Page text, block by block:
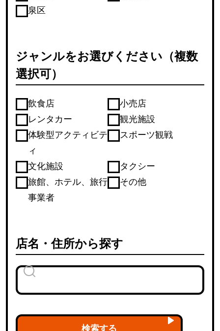
泉区
ジャンルをお選びください（複数
選択可）
飲食店
小売店
レンタカー
観光施設
体験型アクティビテ
ィ
スポーツ観戦
文化施設
タクシー
旅館、ホテル、旅行
事業者
その他
店名・住所から探す
検索する